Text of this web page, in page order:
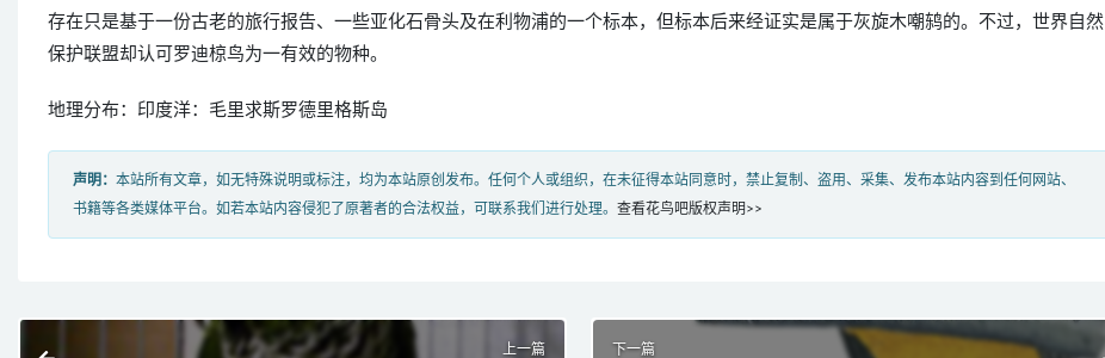
存在只是基于一份古老的旅行报告、一些亚化石骨头及在利物浦的一个标本，但标本后来经证实是属于灰旋木嘲鸫的。不过，世界自然
保护联盟却认可罗迪椋鸟为一有效的物种。
地理分布：印度洋：毛里求斯罗德里格斯岛
声明： 本站所有文章，如无特殊说明或标注，均为本站原创发布。任何个人或组织，在未征得本站同意时，禁止复制、盗用、采集、发布本站内容到任何网站、
书籍等各类媒体平台。如若本站内容侵犯了原著者的合法权益，可联系我们进行处理。 查看花鸟吧版权声明>>
上一篇 下一篇